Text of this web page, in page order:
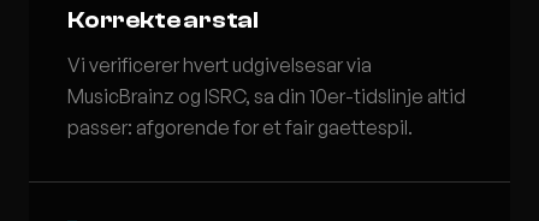
Korrekte arstal
Vi verificerer hvert udgivelsesar via
MusicBrainz og ISRC, sa din 10er-tidslinje altid
passer: afgorende for et fair gaettespil.